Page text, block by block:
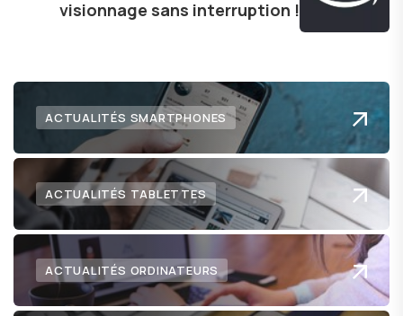
visionnage sans interruption !
ACTUALITÉS SMARTPHONES
ACTUALITÉS TABLETTES
ACTUALITÉS ORDINATEURS